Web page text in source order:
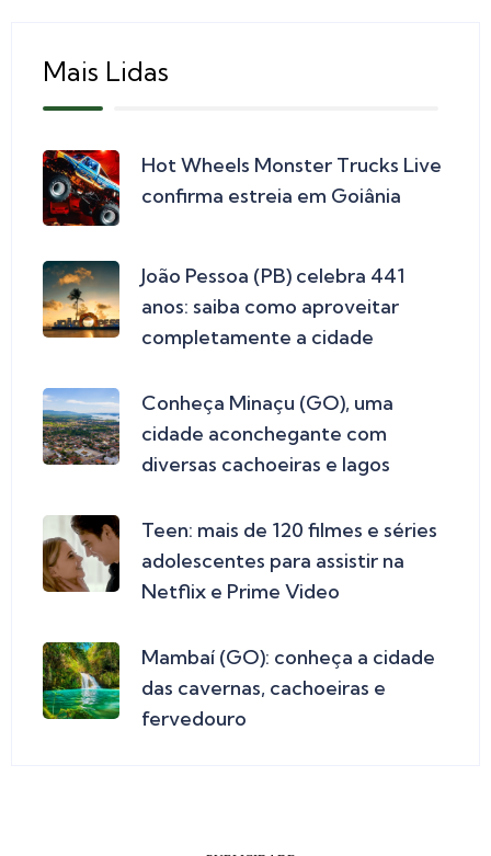
Mais Lidas
Hot Wheels Monster Trucks Live
confirma estreia em Goiânia
João Pessoa (PB) celebra 441
anos: saiba como aproveitar
completamente a cidade
Conheça Minaçu (GO), uma
cidade aconchegante com
diversas cachoeiras e lagos
Teen: mais de 120 filmes e séries
adolescentes para assistir na
Netflix e Prime Video
Mambaí (GO): conheça a cidade
das cavernas, cachoeiras e
fervedouro